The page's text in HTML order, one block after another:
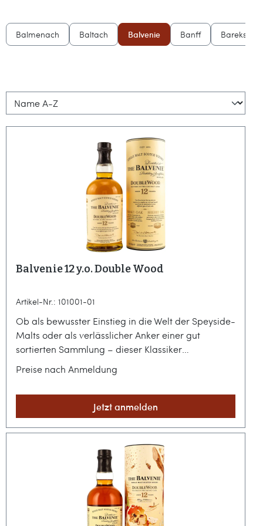
Balmenach Baltach Balvenie Banff Bareksten
Balvenie 12 y.o. Double Wood
Artikel-Nr.: 101001-01
Ob als bewusster Einstieg in die Welt der Speyside-
Malts oder als verlässlicher Anker einer gut
sortierten Sammlung – dieser Klassiker
demonstriert eindrucksvoll, wie die Vermählung
zweier Fasswelten einen ausgewogenen Charakter
zwischen dem Destillat und dem Einfluss des
Holzes, ohne dabei seine Herkunft zu
verleugnen.Handwerkskunst aus dem Herzen von
DufftownDie Destillerie Balvenie bewahrt bis heute
seltene Traditionen wie eine eigene
Tennenmälzerei und eine hauseigene Küferei, um
die Qualität ihrer Fässer zu sichern. Der Double
Wood reift zunächst rund zehn Jahre in
traditionellen Ex-Bourbon-Fässern, bevor er für
Preise nach Anmeldung
Jetzt anmelden